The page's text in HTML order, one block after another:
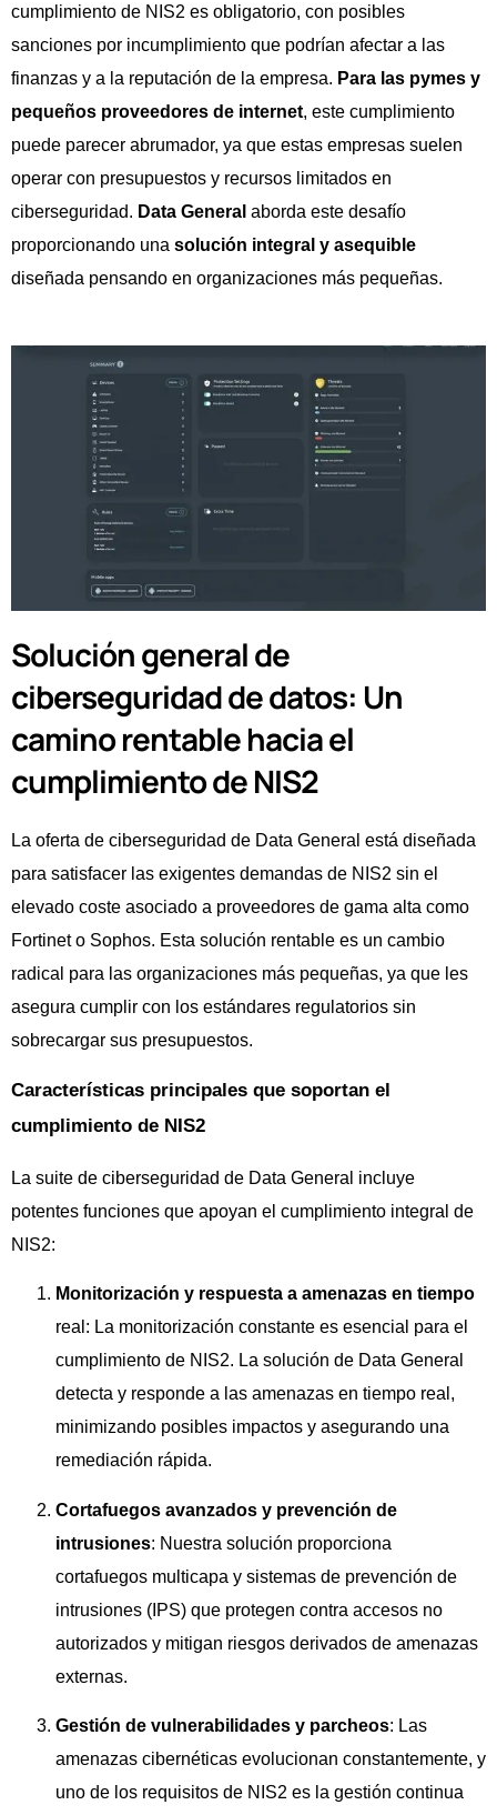
cumplimiento de NIS2 es obligatorio, con posibles
sanciones por incumplimiento que podrían afectar a las
finanzas y a la reputación de la empresa. Para las pymes y
pequeños proveedores de internet, este cumplimiento
puede parecer abrumador, ya que estas empresas suelen
operar con presupuestos y recursos limitados en
ciberseguridad. Data General aborda este desafío
proporcionando una solución integral y asequible
diseñada pensando en organizaciones más pequeñas.
Solución general de
ciberseguridad de datos: Un
camino rentable hacia el
cumplimiento de NIS2
La oferta de ciberseguridad de Data General está diseñada
para satisfacer las exigentes demandas de NIS2 sin el
elevado coste asociado a proveedores de gama alta como
Fortinet o Sophos. Esta solución rentable es un cambio
radical para las organizaciones más pequeñas, ya que les
asegura cumplir con los estándares regulatorios sin
sobrecargar sus presupuestos.
Características principales que soportan el
cumplimiento de NIS2
La suite de ciberseguridad de Data General incluye
potentes funciones que apoyan el cumplimiento integral de
NIS2:
Monitorización y respuesta a amenazas en tiempo
real: La monitorización constante es esencial para el
cumplimiento de NIS2. La solución de Data General
detecta y responde a las amenazas en tiempo real,
minimizando posibles impactos y asegurando una
remediación rápida.
Cortafuegos avanzados y prevención de
intrusiones: Nuestra solución proporciona
cortafuegos multicapa y sistemas de prevención de
intrusiones (IPS) que protegen contra accesos no
autorizados y mitigan riesgos derivados de amenazas
externas.
Gestión de vulnerabilidades y parcheos: Las
amenazas cibernéticas evolucionan constantemente, y
uno de los requisitos de NIS2 es la gestión continua